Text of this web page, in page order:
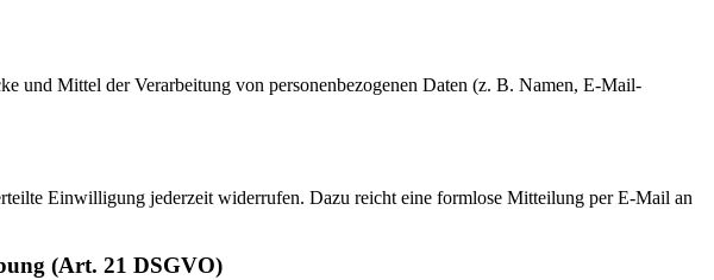
und Mittel der Verarbeitung von personenbezogenen Daten (z. B. Namen, E-Mail-
Einwilligung jederzeit widerrufen. Dazu reicht eine formlose Mitteilung per E-Mail an
(Art. 21 DSGVO)